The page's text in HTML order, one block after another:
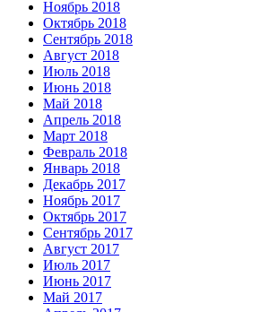
Ноябрь 2018
Октябрь 2018
Сентябрь 2018
Август 2018
Июль 2018
Июнь 2018
Май 2018
Апрель 2018
Март 2018
Февраль 2018
Январь 2018
Декабрь 2017
Ноябрь 2017
Октябрь 2017
Сентябрь 2017
Август 2017
Июль 2017
Июнь 2017
Май 2017